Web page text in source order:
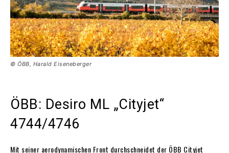
© ÖBB, Harald Eiseneberger
ÖBB: Desiro ML „Cityjet“
4744/4746
Mit seiner aerodynamischen Front durchschneidet der ÖBB Cityjet